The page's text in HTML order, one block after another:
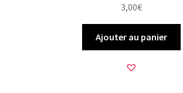
3,00€
Ajouter au panier